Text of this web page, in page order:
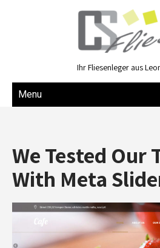
Ihr Fliesenleger aus
Menu
We Tested Our
With Meta